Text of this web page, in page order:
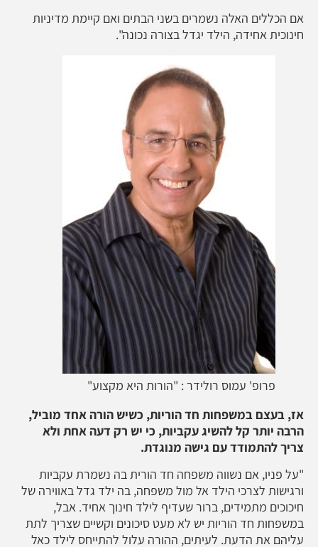
אם הכללים האלה נשמרים בשני הבתים ואם קיימת מדיניות
חינוכית אחידה, הילד יגדל בצורה נכונה".
פרופ' עמוס רולידר : "הורות היא מקצוע"
אז, בעצם במשפחות חד הוריות, כשיש הורה אחד מוביל,
הרבה יותר קל להשיג עקביות, כי יש רק דעה אחת ולא
צריך להתמודד עם גישה מנוגדת.
"על פניו, אם נשווה משפחה חד הורית בה נשמרת עקביות
ורגישות לצרכי הילד אל מול משפחה, בה ילד גדל באווירה של
חיכוכים מתמידים, ברור שעדיף לילד חינוך אחיד. אבל,
במשפחות חד הוריות יש לא מעט סיכונים וקשיים שצריך לתת
עליהם את הדעת. לעיתים, ההורה עלול להתייחס לילד כאל